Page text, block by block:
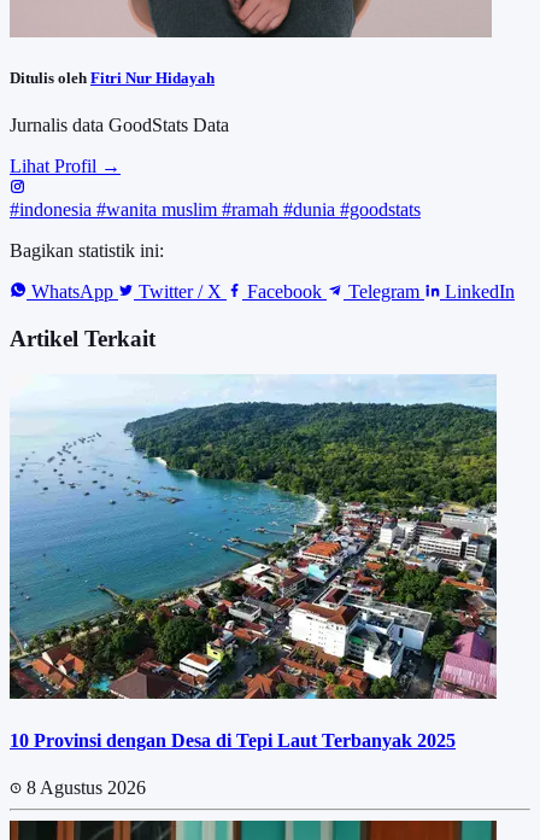
Ditulis oleh Fitri Nur Hidayah
Jurnalis data GoodStats Data
Lihat Profil →
#indonesia #wanita muslim #ramah #dunia #goodstats
Bagikan statistik ini:
WhatsApp
Twitter / X Facebook Telegram LinkedIn
Artikel Terkait
10 Provinsi dengan Desa di Tepi Laut Terbanyak 2025
8 Agustus 2026